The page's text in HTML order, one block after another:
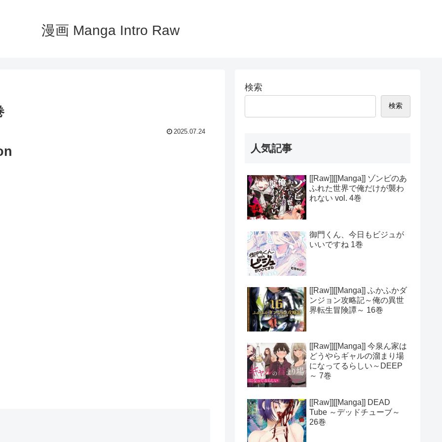
漫画 Manga Intro Raw
2025.07.24
検索
検索
人気記事
[[Raw]][[Manga]] ゾンビのあ
ふれた世界で俺だけが襲わ
れない vol. 4巻
御門くん、今日もビジュが
いいですね 1巻
[[Raw]][[Manga]] ふかふかダ
ンジョン攻略記～俺の異世
界転生冒険譚～ 16巻
[[Raw]][[Manga]] 今泉ん家は
どうやらギャルの溜まり場
になってるらしい～DEEP
～ 7巻
[[Raw]][[Manga]] DEAD
Tube ～デッドチューブ～
26巻